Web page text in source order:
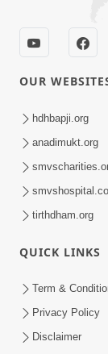
રમેશભાઈ
SMVS
યોગીવર્ય
OUR
hdhbapji.org
anadimukt.org
tirthdham.org
QUICK LINKS
Term &
Privacy Policy
Disclaimer